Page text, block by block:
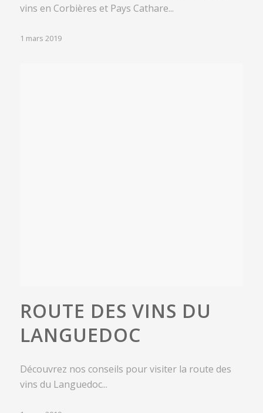
vins en Corbières et Pays Cathare...
1 mars 2019
ROUTE DES VINS DU
LANGUEDOC
Découvrez nos conseils pour visiter la route des
vins du Languedoc...